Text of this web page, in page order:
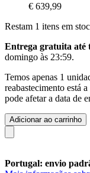
€ 639,99
Restam 1 itens em
Entrega gratuita até
domingo às 23:59.
Temos apenas 1
reabastecimento está
pode afetar a data de
Adicionar ao carrinho
Portugal: envio